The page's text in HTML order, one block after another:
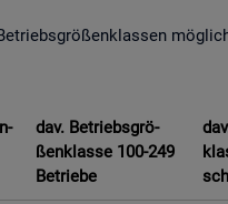
dav. Be­triebs­grö­
ßen­klas­se 100-249
Be­trie­be